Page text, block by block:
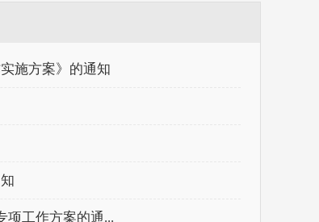
施方案》的通知
项工作方案的通...